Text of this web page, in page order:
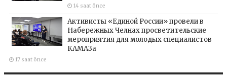
14 saat önce
Активисты «Единой России» провели в
Набережных Челнах просветительские
мероприятия для молодых специалистов
КАМАЗа
17 saat önce